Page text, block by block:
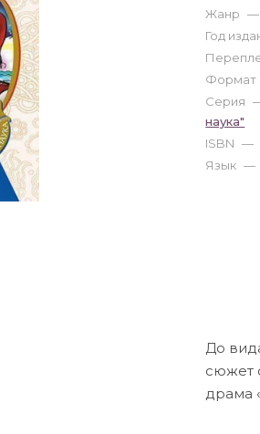
Жанр —
Год
Формат
Серия
наука"
ISBN —
Язык —
До
сюжет
драма